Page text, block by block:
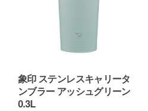
象印 ステンレスキャリータ
ンブラー アッシュグリーン
0.3L